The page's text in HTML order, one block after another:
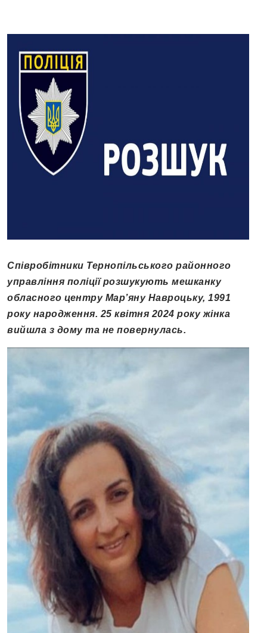
Співробітники Тернопільського районного
управління поліції розшукують мешканку
обласного центру Мар’яну Навроцьку, 1991
року народження. 25 квітня 2024 року жінка
вийшла з дому та не повернулась.